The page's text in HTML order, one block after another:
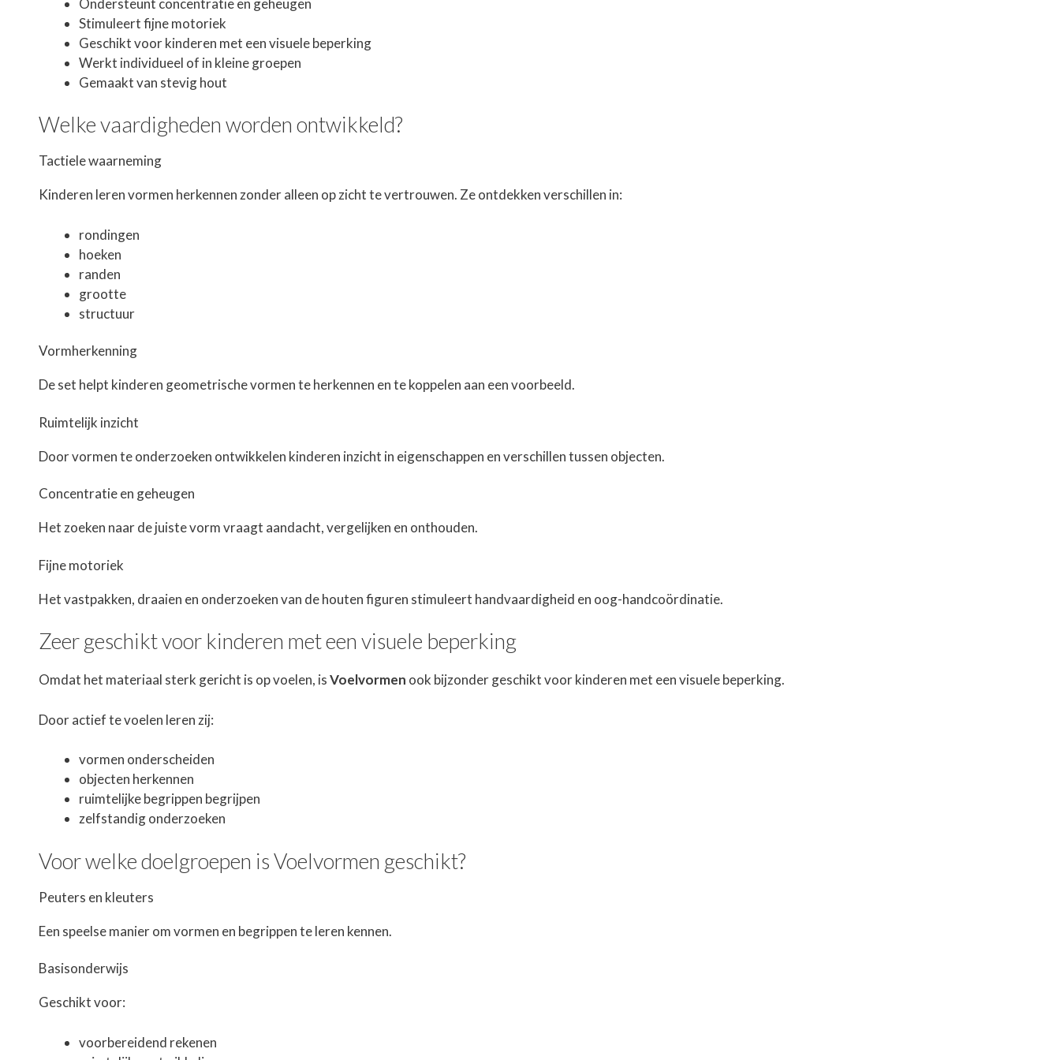
Ondersteunt concentratie en geheugen
Stimuleert fijne motoriek
Geschikt voor kinderen met een visuele beperking
Werkt individueel of in kleine groepen
Gemaakt van stevig hout
Welke vaardigheden worden ontwikkeld?
Tactiele waarneming
Kinderen leren vormen herkennen zonder alleen op zicht te vertrouwen. Ze ontdekken verschillen in:
rondingen
hoeken
randen
grootte
structuur
Vormherkenning
De set helpt kinderen geometrische vormen te herkennen en te koppelen aan een voorbeeld.
Ruimtelijk inzicht
Door vormen te onderzoeken ontwikkelen kinderen inzicht in eigenschappen en verschillen tussen objecten.
Concentratie en geheugen
Het zoeken naar de juiste vorm vraagt aandacht, vergelijken en onthouden.
Fijne motoriek
Het vastpakken, draaien en onderzoeken van de houten figuren stimuleert handvaardigheid en oog-handcoördinatie.
Zeer geschikt voor kinderen met een visuele beperking
Omdat het materiaal sterk gericht is op voelen, isVoelvormen ook bijzonder geschikt voor kinderen met een visuele beperking.
Door actief te voelen leren zij:
vormen onderscheiden
objecten herkennen
ruimtelijke begrippen begrijpen
zelfstandig onderzoeken
Voor welke doelgroepen is Voelvormen geschikt?
Peuters en kleuters
Een speelse manier om vormen en begrippen te leren kennen.
Basisonderwijs
Geschikt voor:
voorbereidend rekenen